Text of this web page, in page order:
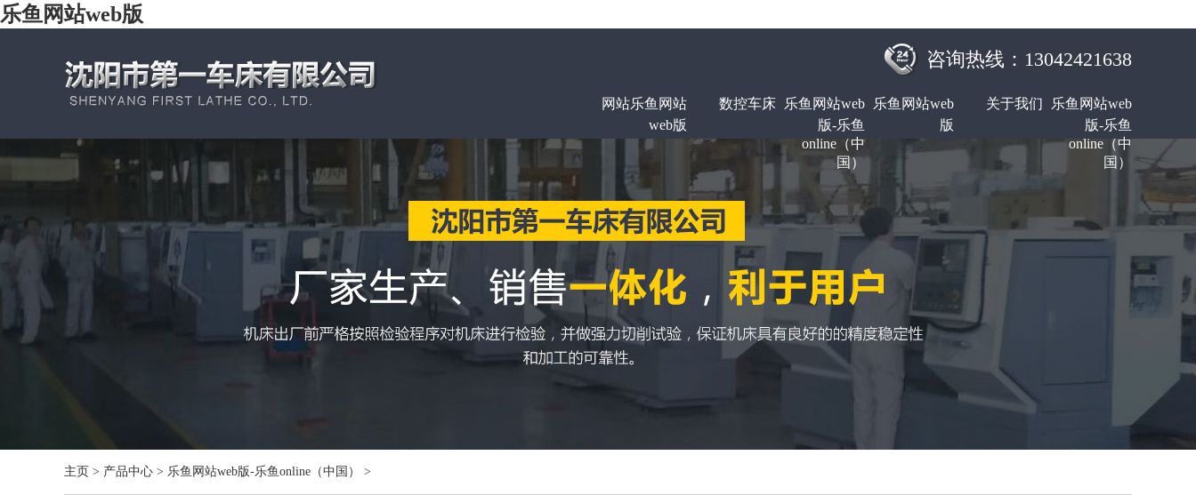
乐鱼网站web版
咨询热线：13042421638
网站乐鱼网站
web版
数控车床 乐鱼网站web
版-乐鱼
online（中
国）
乐鱼网站web
版
关于我们 乐鱼网站web
版-乐鱼
online（中
国）
主页 > 产品中心 > 乐鱼网站web版-乐鱼online（中国） >